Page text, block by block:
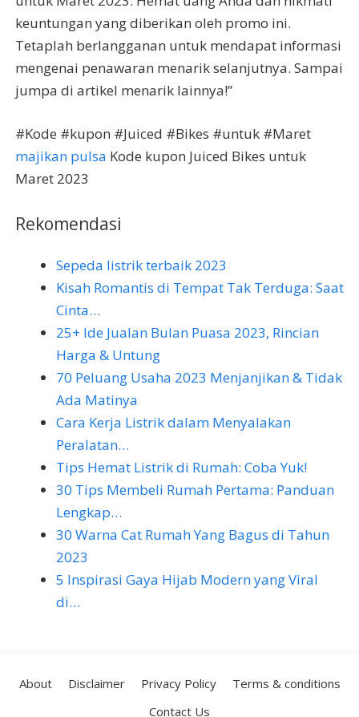
keuntungan yang diberikan oleh promo ini.
Tetaplah berlangganan untuk mendapat informasi
mengenai penawaran menarik selanjutnya. Sampai
jumpa di artikel menarik lainnya!”
#Kode #kupon #Juiced #Bikes #untuk #Maret
majikan pulsa Kode kupon Juiced Bikes untuk
Maret 2023
Rekomendasi
Sepeda listrik terbaik 2023
Kisah Romantis di Tempat Tak Terduga: Saat
Cinta…
25+ Ide Jualan Bulan Puasa 2023, Rincian
Harga & Untung
70 Peluang Usaha 2023 Menjanjikan & Tidak
Ada Matinya
Cara Kerja Listrik dalam Menyalakan
Peralatan…
Tips Hemat Listrik di Rumah: Coba Yuk!
30 Tips Membeli Rumah Pertama: Panduan
Lengkap…
30 Warna Cat Rumah Yang Bagus di Tahun
2023
5 Inspirasi Gaya Hijab Modern yang Viral
di…
About Disclaimer Privacy Policy
Terms & conditions
Contact Us